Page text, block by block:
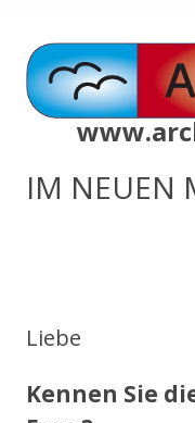
IM NEUEN
Liebe
Kennen Sie